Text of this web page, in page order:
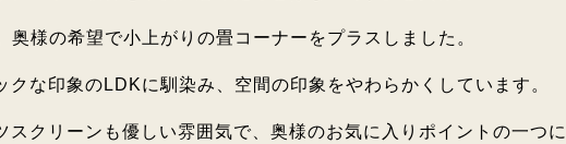
奥様の希望で小上がりの畳コーナーをプラスしました。
クな印象のLDKに馴染み、空間の印象をやわらかくしています。
スクリーンも優しい雰囲気で、奥様のお気に入りポイントの一つに